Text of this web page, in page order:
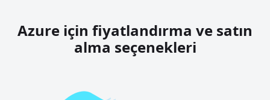
Azure için fiyatlandırma ve satın
alma seçenekleri